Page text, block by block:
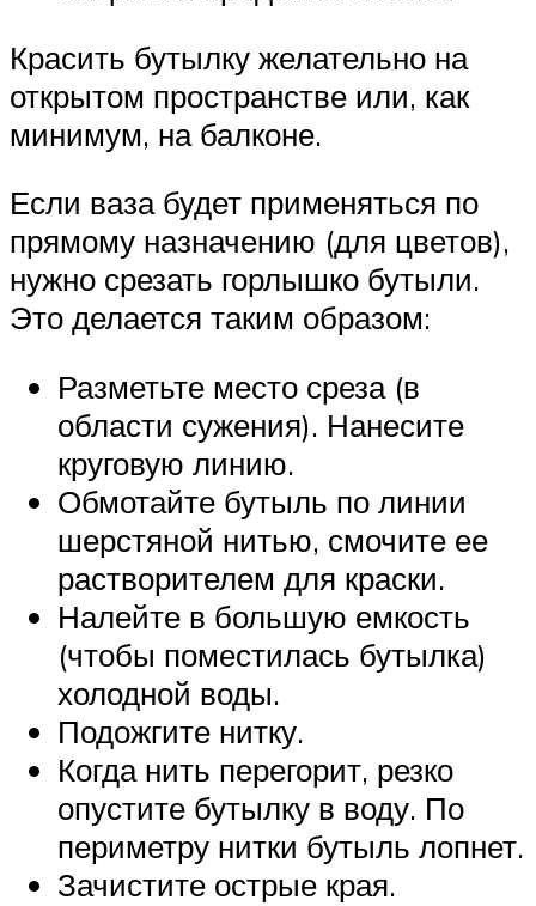
Красить бутылку желательно на
открытом пространстве или, как
минимум, на балконе.
Если ваза будет применяться по
прямому назначению (для цветов),
нужно срезать горлышко бутыли.
Это делается таким образом:
Разметьте место среза (в
области сужения). Нанесите
круговую линию.
Обмотайте бутыль по линии
шерстяной нитью, смочите ее
растворителем для краски.
Налейте в большую емкость
(чтобы поместилась бутылка)
холодной воды.
Подожгите нитку.
Когда нить перегорит, резко
опустите бутылку в воду. По
периметру нитки бутыль лопнет.
Зачистите острые края.